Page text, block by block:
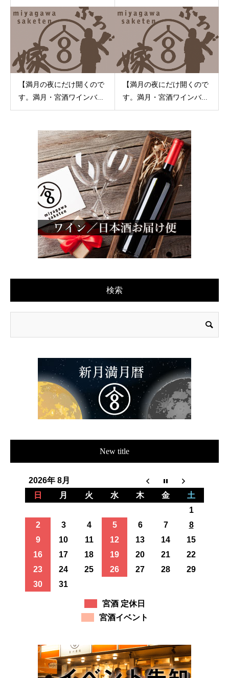
【満月の夜にだけ開くので
す。満月・宮酒ワインバ...
【満月の夜にだけ開くので
す。満月・宮酒ワインバ...
検索
New title
2026年 8月
日
月 火 水 木 金
土
1
2
3 4 5 6 7
8
9
10 11 12 13 14
15
16
17 18 19 20 21
22
23
24 25 26 27 28
29
30
31
宮酒 定休日
宮酒イベント